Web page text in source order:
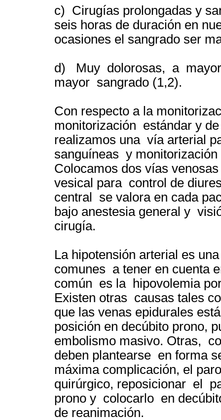
c) Cirugías prolongadas y
seis horas de duración en
ocasiones el sangrado ser
d) Muy dolorosas, a
mayor sangrado (1,2).
Con respecto a la
monitorización estándar y
realizamos una vía arterial
sanguíneas y
Colocamos dos vías
vesical para control de
central se valora en cada
bajo anestesia general y
cirugía.
La hipotensión arterial es
comunes a tener en cuenta
común es la hipovolemia
Existen otras causas tales
que las venas epidurales
posición en decúbito prono,
embolismo masivo. Otras,
deben plantearse en forma
máxima complicación, el
quirúrgico, reposicionar el
prono y colocarlo en
de reanimación.